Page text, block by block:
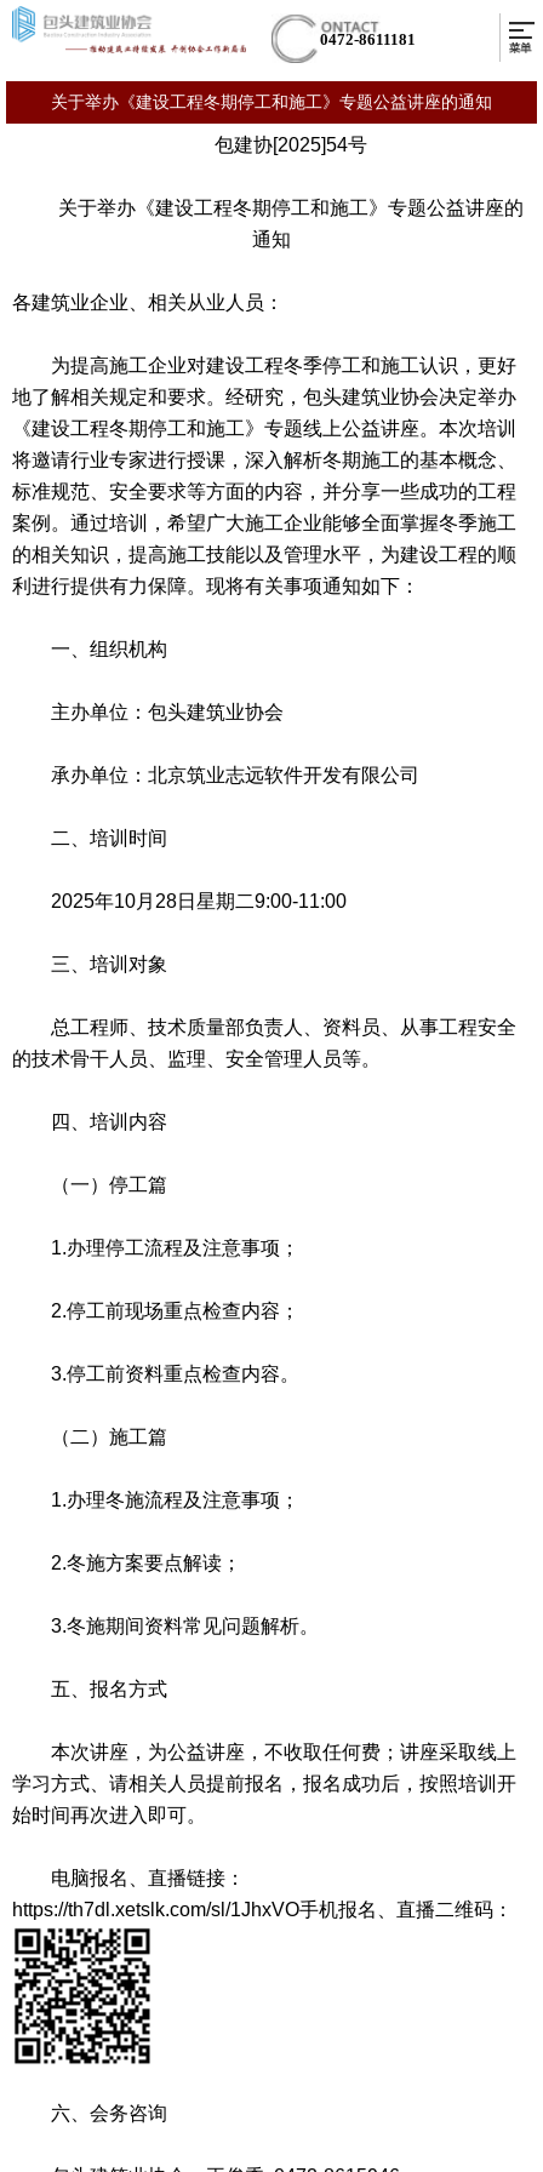
0472-8611181
关于举办《建设工程冬期停工和施工》专题公益讲座的通知
包建协[2025]54号
关于举办《建设工程冬期停工和施工》专题公益讲座的
通知
各建筑业企业、相关从业人员：
为提高施工企业对建设工程冬季停工和施工认识，更好
地了解相关规定和要求。经研究，包头建筑业协会决定举办
《建设工程冬期停工和施工》专题线上公益讲座。本次培训
将邀请行业专家进行授课，深入解析冬期施工的基本概念、
标准规范、安全要求等方面的内容，并分享一些成功的工程
案例。通过培训，希望广大施工企业能够全面掌握冬季施工
的相关知识，提高施工技能以及管理水平，为建设工程的顺
利进行提供有力保障。现将有关事项通知如下：
一、组织机构
主办单位：包头建筑业协会
承办单位：北京筑业志远软件开发有限公司
二、培训时间
2025年10月28日星期二9:00-11:00
三、培训对象
总工程师、技术质量部负责人、资料员、从事工程安全
的技术骨干人员、监理、安全管理人员等。
四、培训内容
（一）停工篇
1.办理停工流程及注意事项；
2.停工前现场重点检查内容；
3.停工前资料重点检查内容。
（二）施工篇
1.办理冬施流程及注意事项；
2.冬施方案要点解读；
3.冬施期间资料常见问题解析。
五、报名方式
本次讲座，为公益讲座，不收取任何费；讲座采取线上
学习方式、请相关人员提前报名，报名成功后，按照培训开
始时间再次进入即可。
电脑报名、直播链接：
https://th7dl.xetslk.com/sl/1JhxVO手机报名、直播二维码：
六、会务咨询